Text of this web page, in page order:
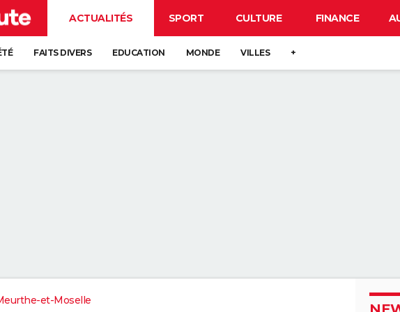
ACTUALITÉS SPORT CULTURE FINANCE
FAITS DIVERS EDUCATION MONDE VILLES +
et-Moselle